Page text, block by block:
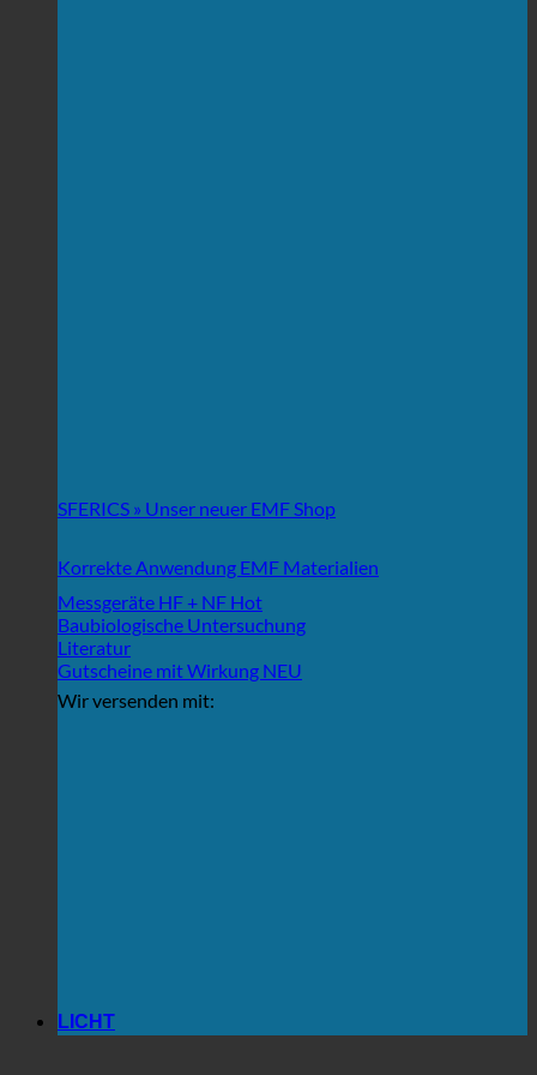
SFERICS » Unser neuer EMF Shop
Korrekte Anwendung EMF Materialien
Messgeräte HF + NF
Baubiologische Untersuchung
Literatur
Gutscheine mit Wirkung
Wir versenden mit:
LICHT